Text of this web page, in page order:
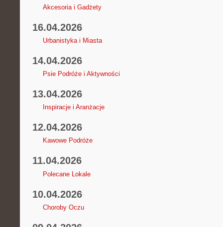
Akcesoria i Gadżety
16.04.2026
Urbanistyka i Miasta
14.04.2026
Psie Podróże i Aktywności
13.04.2026
Inspiracje i Aranżacje
12.04.2026
Kawowe Podróże
11.04.2026
Polecane Lokale
10.04.2026
Choroby Oczu